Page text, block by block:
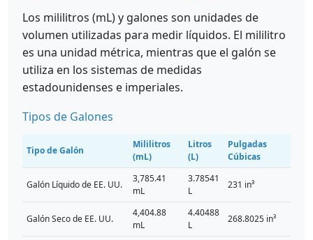
Los mililitros (mL) y galones son unidades de
volumen utilizadas para medir líquidos. El mililitro
es una unidad métrica, mientras que el galón se
utiliza en los sistemas de medidas
estadounidenses e imperiales.
Tipos de Galones
Tipo de Galón
Mililitros
(mL)
Litros
(L)
Pulgadas
Cúbicas
Galón Líquido de EE. UU.
3,785.41
mL
3.78541
L
231 in³
Galón Seco de EE. UU.
4,404.88
mL
4.40488
L
268.8025 in³